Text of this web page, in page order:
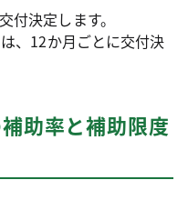
付決定します。
、12か月ごとに交付決
助率と補助限度